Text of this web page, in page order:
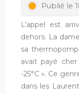
Publié le
L’appel est
dehors. La
sa
avait payé
-25°C ». Ce
dans les